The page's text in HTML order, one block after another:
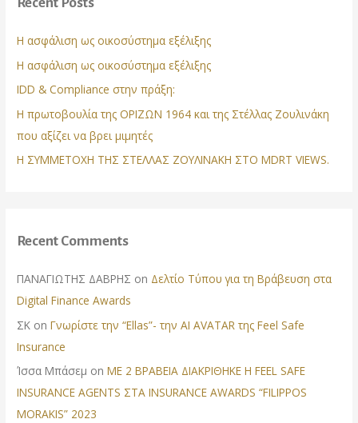
h
o
r
:
Η ασφάλιση ως οικοσύστημα εξέλιξης
Η ασφάλιση ως οικοσύστημα εξέλιξης
IDD & Compliance στην πράξη:
Η πρωτοβουλία της ΟΡΙΖΩΝ 1964 και της Στέλλας Ζουλινάκη
που αξίζει να βρει μιμητές
Η ΣΥΜΜΕΤΟΧΗ ΤΗΣ ΣΤΕΛΛΑΣ ΖΟΥΛΙΝΑΚΗ ΣΤΟ MDRT VIEWS.
Recent Comments
ΠΑΝΑΓΙΩΤΗΣ ΔΑΒΡΗΣ on Δελτίο Τύπου για τη Βράβευση στα
Digital Finance Awards
ΣΚ onΓνωρίστε την “Ellas”- την AI AVATAR της Feel Safe
Insurance
Ίσσα Μπάσεμ onΜΕ 2 ΒΡΑΒΕΙΑ ΔΙΑΚΡΙΘΗΚΕ Η FEEL SAFE
INSURANCE AGENTS ΣΤΑ INSURANCE AWARDS “FILIPPOS
MORAKIS” 2023